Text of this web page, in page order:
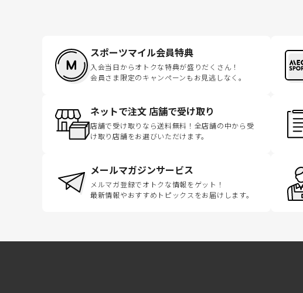
スポーツマイル会員特典
入会当日からオトクな特典が盛りだくさん！
会員さま限定のキャンペーンもお見逃しなく。
ネットで注文 店舗で受け取り
店舗で受け取りなら送料無料！全店舗の中から受
け取り店舗をお選びいただけます。
メールマガジンサービス
メルマガ登録でオトクな情報をゲット！
最新情報やおすすめトピックスをお届けします。